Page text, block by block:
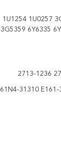
1U1254 1U0257
3G5359 6Y6335
61N4-31310